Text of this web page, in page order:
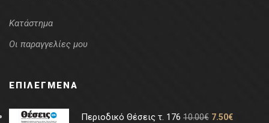
Κατάστημα
Οι παραγγελίες μου
ΕΠΙΛΕΓΜΈΝΑ
Περιοδικό Θέσεις τ. 176 10.00€ 7.50€